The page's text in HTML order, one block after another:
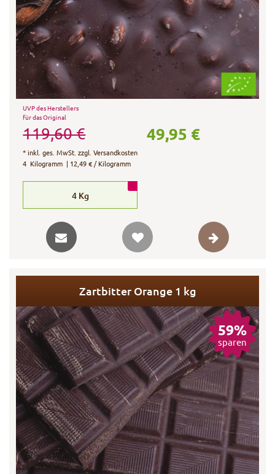
UVP des Herstellers
für das Original
119,60 € 49,95 €
*inkl. ges. MwSt. zzgl.Versandkosten
4 Kilogramm | 12,49 € / Kilogramm
4 Kg
Zartbitter Orange 1 kg
59%
sparen